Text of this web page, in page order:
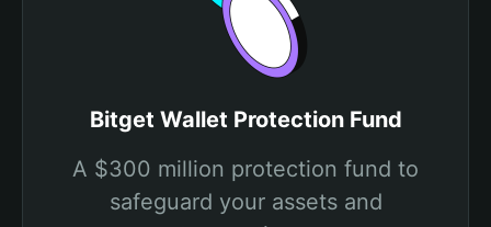
Bitget Wallet Protection Fund
A $300 million protection fund to
safeguard your assets and